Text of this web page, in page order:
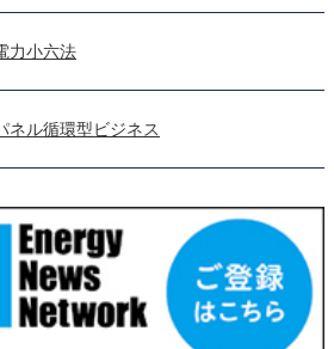
力小六法
ル循環型ビジネス